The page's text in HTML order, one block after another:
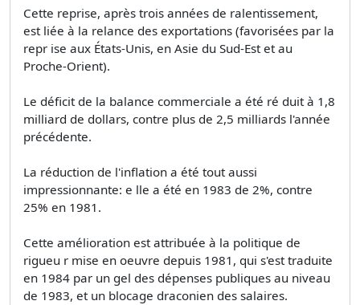
Cette reprise, après trois années de ralentissement,
est liée à la relance des exportations (favorisées par la
repr ise aux États-Unis, en Asie du Sud-Est et au
Proche-Orient).
Le déficit de la balance commerciale a été ré duit à 1,8
milliard de dollars, contre plus de 2,5 milliards l'année
précédente.
La réduction de l'inflation a été tout aussi
impressionnante: e lle a été en 1983 de 2%, contre
25% en 1981.
Cette amélioration est attribuée à la politique de
rigueu r mise en oeuvre depuis 1981, qui s'est traduite
en 1984 par un gel des dépenses publiques au niveau
de 1983, et un blocage draconien des salaires.